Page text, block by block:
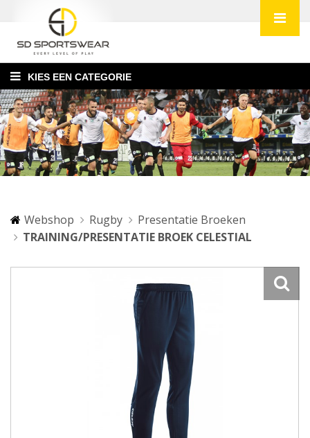
KIES EEN CATEGORIE
Webshop Rugby
Presentatie Broeken
TRAINING/PRESENTATIE BROEK CELESTIAL